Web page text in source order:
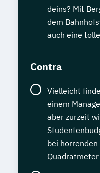
deins? Mit
dem
auch eine
Contra
Vielleicht
einem
aber zurzeit
bei